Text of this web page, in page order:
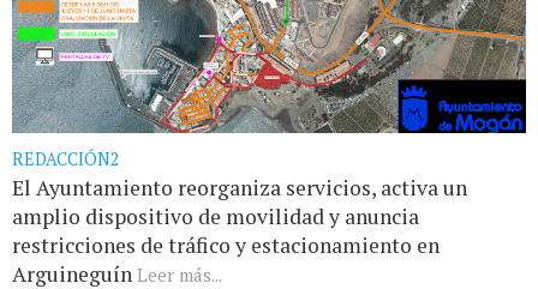
REDACCIÓN2
El Ayuntamiento reorganiza servicios, activa un
amplio dispositivo de movilidad y anuncia
restricciones de tráfico y estacionamiento en
Arguineguín Leer más...